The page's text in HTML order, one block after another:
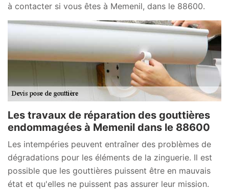
à contacter si vous êtes à Memenil, dans le 88600.
Les travaux de réparation des gouttières
endommagées à Memenil dans le 88600
Les intempéries peuvent entraîner des problèmes de
dégradations pour les éléments de la zinguerie. Il est
possible que les gouttières puissent être en mauvais
état et qu'elles ne puissent pas assurer leur mission.